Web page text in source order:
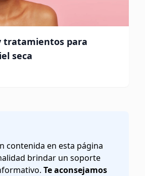
tratamientos para
seca
contenida en esta página
brindar un soporte
Te aconsejamos